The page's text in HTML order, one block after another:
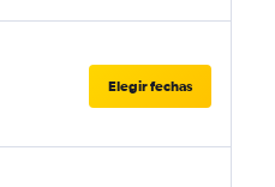
Elegir fechas